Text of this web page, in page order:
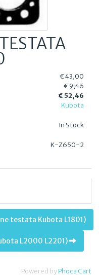
€ 43,00
€ 9,46
€ 52,46
Kubota
In Stock
K-Z650-2
testata Kubota L1801)
L2000 L2201)
Powered byPhoca Cart